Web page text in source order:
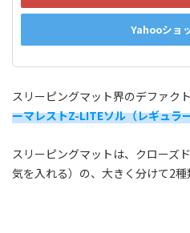
Yahooショ
スリーピングマット界のデファク
ーマレストZ-LITEソル（レギュラ
スリーピングマットは、クローズ
気を入れる）の、大きく分けて2種